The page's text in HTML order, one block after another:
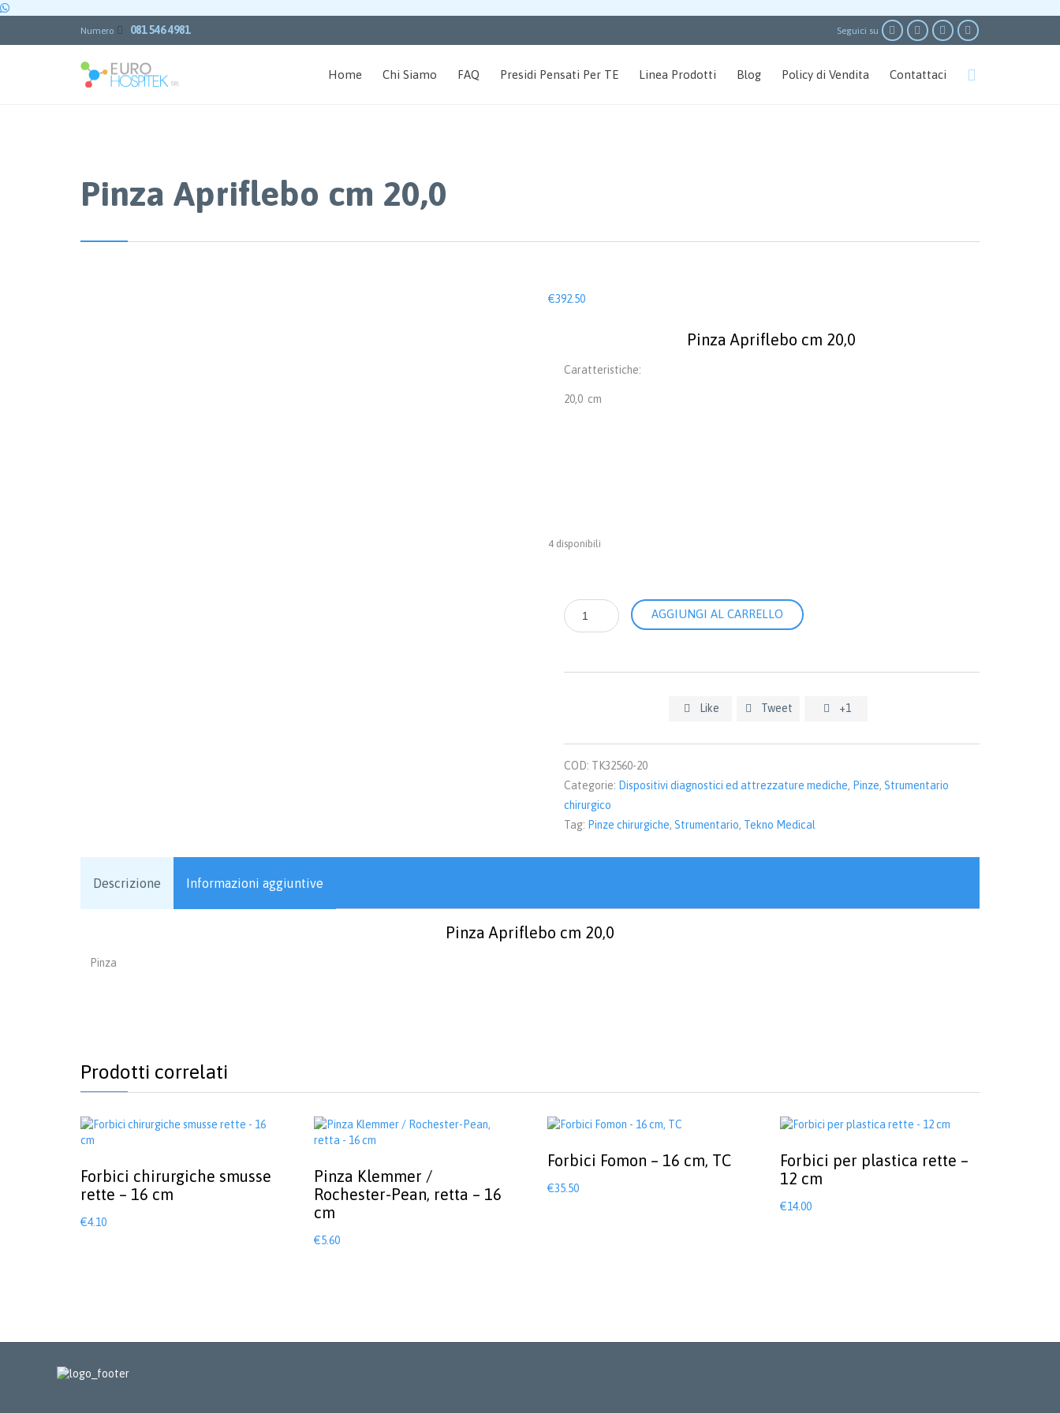
Numero  081 546 4981 Seguici su    
to
Home Chi Siamo FAQ Presidi Pensati Per TE Linea Prodotti Blog Policy di Vendita Contattaci 
Pinza Apriflebo cm 20,0
€392.50
Pinza Apriflebo cm 20,0
Caratteristiche:
20,0 cm
4 disponibili
Pinza
Apriflebo
quantità
AGGIUNGI AL CARRELLO
 Like  Tweet  +1
COD: TK32560-20
Categorie: Dispositivi diagnostici ed attrezzature mediche, Pinze, Strumentario
chirurgico
Tag: Pinze chirurgiche, Strumentario, Tekno Medical
Descrizione Informazioni aggiuntive
Pinza Apriflebo cm 20,0
Pinza
Prodotti correlati
Forbici chirurgiche smusse
rette – 16 cm
€4.10
Pinza Klemmer /
Rochester-Pean, retta – 16
cm
€5.60
Forbici Fomon – 16 cm, TC
€35.50
Forbici per plastica rette –
12 cm
€14.00